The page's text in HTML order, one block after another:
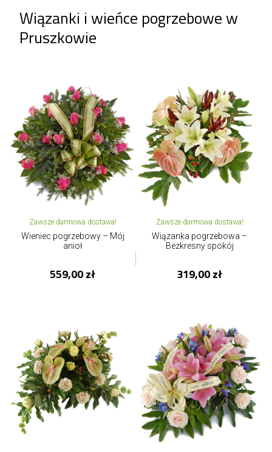
Wiązanki i wieńce pogrzebowe w
Pruszkowie
Zawsze darmowa dostawa!
Wieniec pogrzebowy – Mój
anioł
559,00 zł
Zawsze darmowa dostawa!
Wiązanka pogrzebowa –
Bezkresny spokój
319,00 zł